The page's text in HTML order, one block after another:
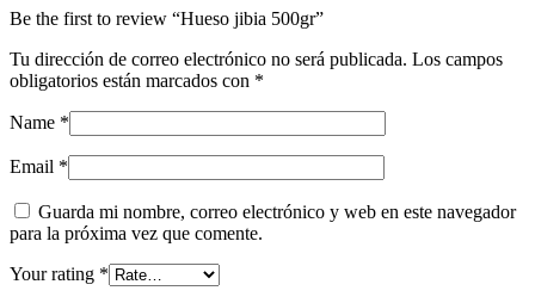
Be the first to review “Hueso jibia 500gr”
Tu dirección de correo electrónico no será publicada. Los campos
obligatorios están marcados con *
Name *
Email *
Guarda mi nombre, correo electrónico y web en este navegador
para la próxima vez que comente.
Your rating *